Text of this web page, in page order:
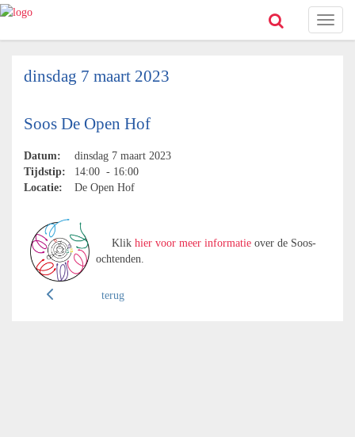
Toggle
dinsdag 7 maart 2023
Soos De Open Hof
Datum:
dinsdag 7 maart 2023
Tijdstip:
14:00 - 16:00
Locatie:
De Open Hof
Klik hier voor meer informatie over de Soos-
ochtenden.
terug